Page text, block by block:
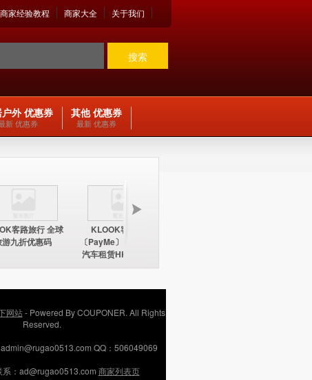
关于我们
商家大全
商家经验教程
搜索
外 优惠券
新 优惠券
其他 优惠券
最新 优惠券
客路旅行 全球
游九折优惠码
KLOOK客路旅行
〔PayMe〕环球酒店及
汽车租赁HK$100折扣
优惠码
网站- Powered By COUPONER. All Rights
Reserved.
QQ：506049069
系：ad@rugao0513.com 商家列表页